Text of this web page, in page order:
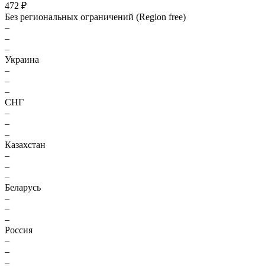
472 ₽
Без региональных ограничений (Region free)
–
–
–
Украина
–
–
–
СНГ
–
–
–
Казахстан
–
–
–
Беларусь
–
–
–
Россия
–
–
–